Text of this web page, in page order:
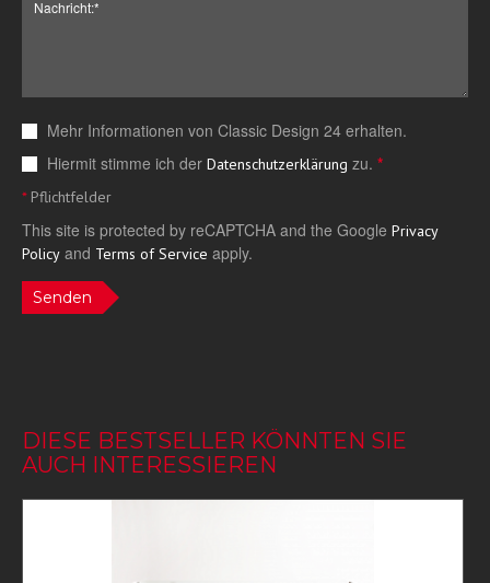
Mehr Informationen von Classic Design 24 erhalten.
Hiermit stimme ich der Datenschutzerklärung zu. *
*Pflichtfelder
This site is protected by reCAPTCHA and the Google Privacy
Policy and Terms of Service apply.
Senden
DIESE BESTSELLER KÖNNTEN SIE
AUCH INTERESSIEREN